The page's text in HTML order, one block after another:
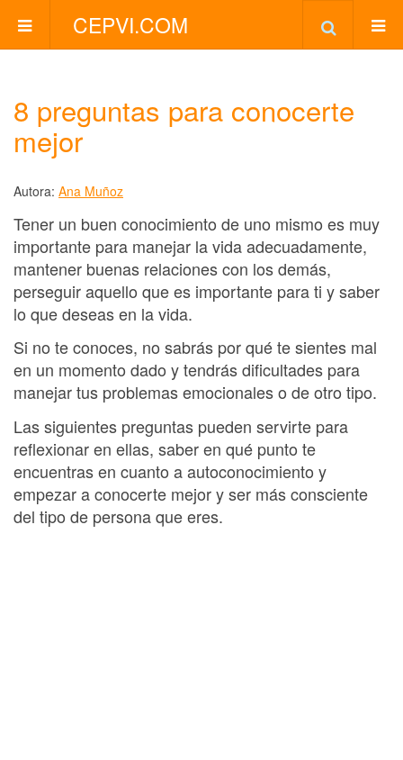
CEPVI.COM
8 preguntas para conocerte
mejor
Autora: Ana Muñoz
Tener un buen conocimiento de uno mismo es muy
importante para manejar la vida adecuadamente,
mantener buenas relaciones con los demás,
perseguir aquello que es importante para ti y saber
lo que deseas en la vida.
Si no te conoces, no sabrás por qué te sientes mal
en un momento dado y tendrás dificultades para
manejar tus problemas emocionales o de otro tipo.
Las siguientes preguntas pueden servirte para
reflexionar en ellas, saber en qué punto te
encuentras en cuanto a autoconocimiento y
empezar a conocerte mejor y ser más consciente
del tipo de persona que eres.